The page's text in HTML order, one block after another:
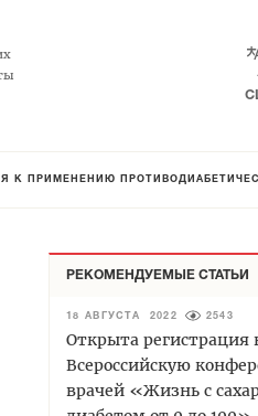
ПРОТИВОДИАБЕТИЧЕСКОГО ПРЕПАРАТА
РЕКОМЕНДУЕМЫЕ СТАТЬИ
18 АВГУСТА 2022 2543
Открыта регистрация
Всероссийскую
врачей «Жизнь с